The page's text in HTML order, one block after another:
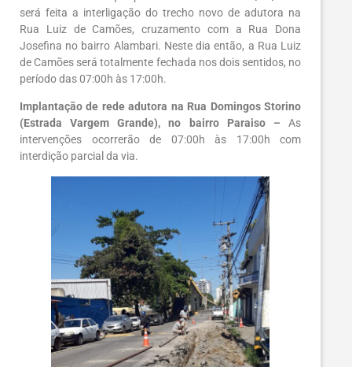
será feita a interligação do trecho novo de adutora na
Rua Luiz de Camões, cruzamento com a Rua Dona
Josefina no bairro Alambari. Neste dia então, a Rua Luiz
de Camões será totalmente fechada nos dois sentidos, no
período das 07:00h às 17:00h.
Implantação de rede adutora na Rua Domingos Storino
(Estrada Vargem Grande), no bairro Paraiso – As
intervenções ocorrerão de 07:00h às 17:00h com
interdição parcial da via.